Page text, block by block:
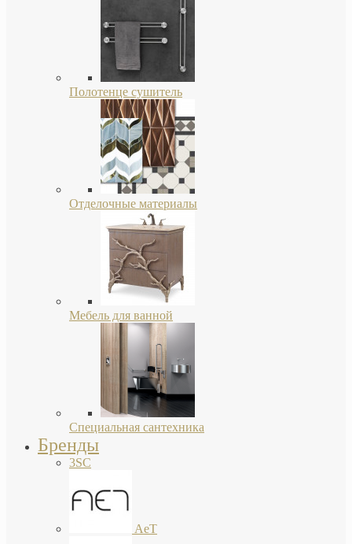
Полотенце сушитель
Отделочные материалы
Мебель для ванной
Специальная сантехника
Бренды
3SC
AeT